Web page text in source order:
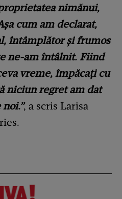
nimănui,
cum am declarat,
întâmplător și frumos
ne-am întâlnit. Fiind
vreme, împăcați cu
niciun regret am dat
, a scris Larisa